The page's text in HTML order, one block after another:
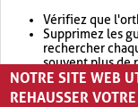
Vérifiez que
Supprimez les
rechercher
souvent plus de
Envisagez
retournera
NOTRE SITE WEB
REHAUSSER